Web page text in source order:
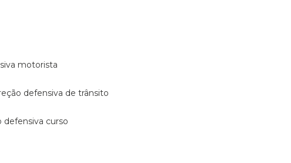
motorista
defensiva de trânsito
defensiva curso